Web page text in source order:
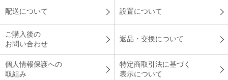
配送について 設置について
ご購入後の
お問い合わせ
返品・交換について
個人情報保護への
取組み
特定商取引法に基づく
表示について